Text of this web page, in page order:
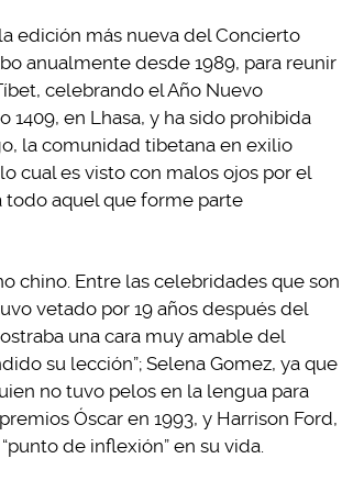
edición más nueva del Concierto
anualmente desde 1989, para reunir
celebrando el Año Nuevo
1409, en Lhasa, y ha sido prohibida
la comunidad tibetana en exilio
cual es visto con malos ojos por el
todo aquel que forme parte
chino. Entre las celebridades que son
vetado por 19 años después del
una cara muy amable del
su lección”; Selena Gomez, ya que
no tuvo pelos en la lengua para
Óscar en 1993, y Harrison Ford,
de inflexión” en su vida.